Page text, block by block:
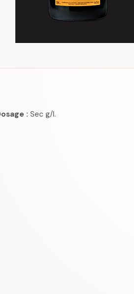
: Sec g/l.